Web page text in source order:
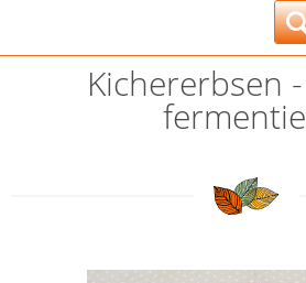
Kichererbsen